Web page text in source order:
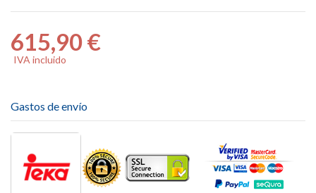
615,90 €
IVA incluido
Gastos de envío